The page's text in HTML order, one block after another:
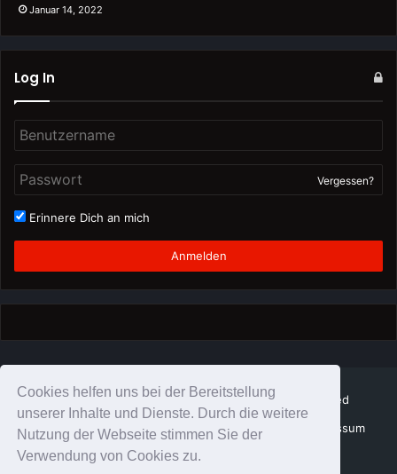
Cookies helfen uns bei der Bereitstellung
unserer Inhalte und Dienste. Durch die weitere
Nutzung der Webseite stimmen Sie der
Verwendung von Cookies zu.
Januar 14, 2022
Log In
Vergessen?
Erinnere Dich an mich
Anmelden
© Copyright Schattenzirkus 2026, All Rights Reserved
SchattenZirkus Team
Datenschutz Impressum Impressum